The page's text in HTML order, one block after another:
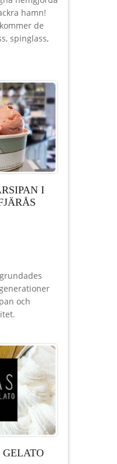
hamn!
de
spinglass,
I
och
GELATO